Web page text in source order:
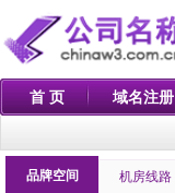
首 页 域名注册
品牌空间 机房线路